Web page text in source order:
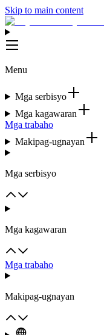
Skip to main content
Menu
Mga serbisyo
Mga kagawaran
Mga trabaho
Makipag-ugnayan
Mga serbisyo
Mga kagawaran
Mga trabaho
Makipag-ugnayan